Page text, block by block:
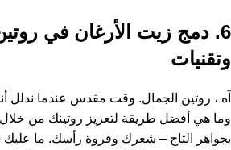
6. دمج زيت الأرغان في
وتقنيات
آه ، روتين الجمال. وقت مقدس عندما ندلل
وما هي أفضل طريقة لتعزيز روتينك من خلال
بجواهر التاج – شعرك وفروة رأسك. ما